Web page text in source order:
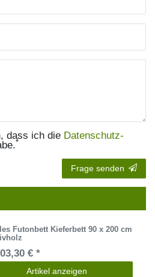
dass ich die Daten­schutz­
*
Frage senden
Futonbett Kieferbett 90 x 200 cm
€ *
Artikel anzeigen